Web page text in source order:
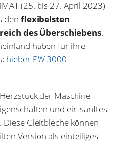
(25. bis 27. April 2023)
den flexibelsten
des Überschiebens.
haben für ihre
PW 3000
der Maschine
und ein sanftes
Gleitbleche können
Version als einteiliges